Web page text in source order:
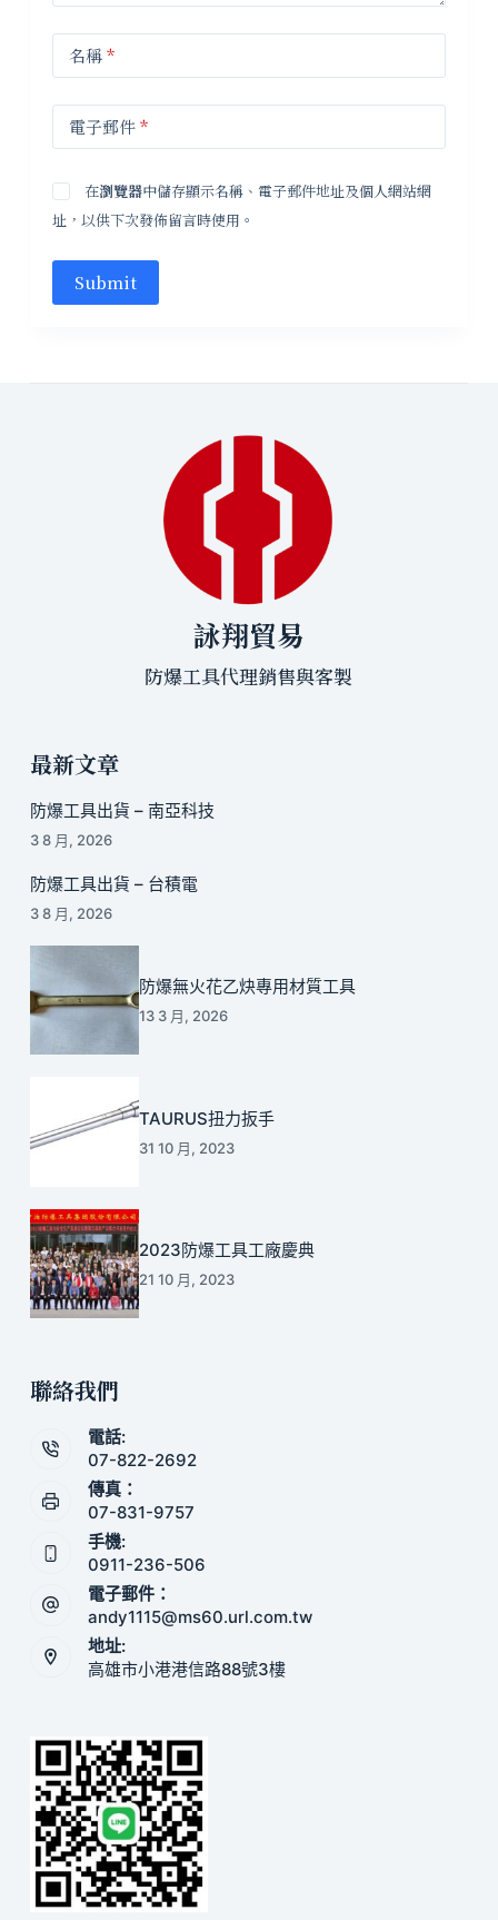
名稱*
電子郵件*
在瀏覽器中儲存顯示名稱、電子郵件地址及個人網站網
址，以供下次發佈留言時使用。
Submit
詠翔貿易
防爆工具代理銷售與客製
最新文章
防爆工具出貨 – 南亞科技
3 8 月, 2026
防爆工具出貨 – 台積電
3 8 月, 2026
防爆無火花乙炔專用材質工具
13 3 月, 2026
TAURUS扭力扳手
31 10 月, 2023
2023防爆工具工廠慶典
21 10 月, 2023
聯絡我們
電話:
07-822-2692
傳真：
07-831-9757
手機:
0911-236-506
電子郵件：
andy1115@ms60.url.com.tw
地址:
高雄市小港港信路88號3樓